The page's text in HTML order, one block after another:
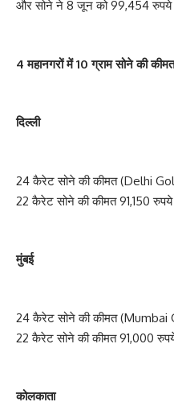
और सोने ने 8 जून को 99,454 रुपये
4 महानगरों में 10 ग्राम सोने की कीमत
दिल्ली
24 कैरेट सोने की कीमत (Delhi
22 कैरेट सोने की कीमत 91,150 रुपये
मुंबई
24 कैरेट सोने की कीमत
22 कैरेट सोने की कीमत 91,000
कोलकाता